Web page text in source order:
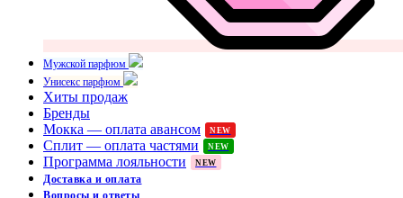
Мужской парфюм
Унисекс парфюм
Хиты продаж
Бренды
Мокка — оплата авансом
NEW
Сплит — оплата частями NEW
Программа лояльности NEW
Доставка и оплата
Вопросы и ответы